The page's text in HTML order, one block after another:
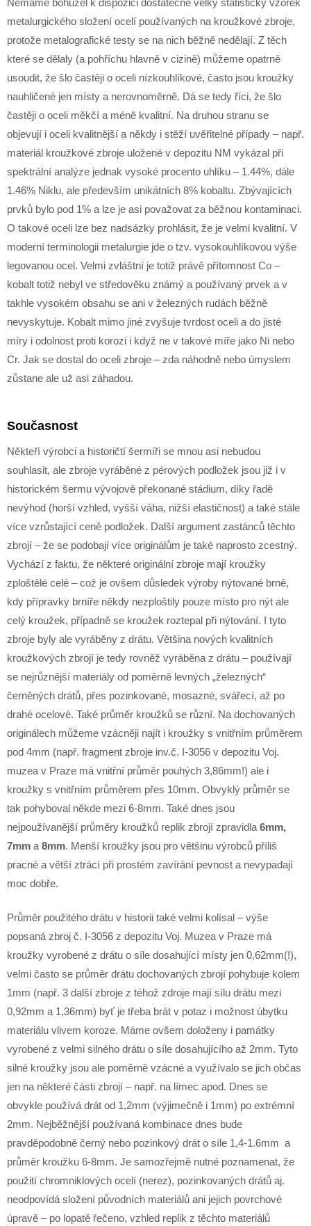
Nemáme bohužel k dispozici dostatečně velký statistický vzorek
metalurgického složení ocelí používaných na kroužkové zbroje,
protože metalografické testy se na nich běžně nedělají. Z těch
které se dělaly (a pohříchu hlavně v cizině) můžeme opatrně
usoudit, že šlo častěji o oceli nízkouhlíkové, často jsou kroužky
nauhličené jen místy a nerovnoměrně. Dá se tedy říci, že šlo
častěji o oceli měkčí a méně kvalitní. Na druhou stranu se
objevují i oceli kvalitnější a někdy i stěží uvěřitelné případy – např.
materiál kroužkové zbroje uložené v depozitu NM vykázal při
spektrální analýze jednak vysoké procento uhlíku – 1.44%, dále
1.46% Niklu, ale především unikátních 8% kobaltu. Zbývajících
prvků bylo pod 1% a lze je asi považovat za běžnou kontaminaci.
O takové oceli lze bez nadsázky prohlásit, že je velmi kvalitní. V
moderní terminologii metalurgie jde o tzv. vysokouhlíkovou výše
legovanou ocel. Velmi zvláštní je totiž právě přítomnost Co –
kobalt totiž nebyl ve středověku známý a používaný prvek a v
takhle vysokém obsahu se ani v železných rudách běžně
nevyskytuje. Kobalt mimo jiné zvyšuje tvrdost oceli a do jisté
míry i odolnost proti korozi i když ne v takové míře jako Ni nebo
Cr. Jak se dostal do oceli zbroje – zda náhodně nebo úmyslem
zůstane ale už asi záhadou.
Současnost
Někteří výrobci a historičtí šermíři se mnou asi nebudou
souhlasit, ale zbroje vyráběné z pérových podložek jsou již i v
historickém šermu vývojově překonané stádium, díky řadě
nevýhod (horší vzhled, vyšší váha, nižší elastičnost) a také stále
více vzrůstající ceně podložek. Další argument zastánců těchto
zbrojí – že se podobají více originálům je také naprosto zcestný.
Vychází z faktu, že některé originální zbroje mají kroužky
zploštělé celé – což je ovšem důsledek výroby nýtované brně,
kdy přípravky brníře někdy nezploštily pouze místo pro nýt ale
celý kroužek, případně se kroužek roztepal při nýtování. I tyto
zbroje byly ale vyráběny z drátu. Většina nových kvalitních
kroužkových zbrojí je tedy rovněž vyráběna z drátu – používají
se nejrůznější materiály od poměrně levných „železných“
černěných drátů, přes pozinkované, mosazné, svářecí, až po
drahé ocelové. Také průměr kroužků se různí. Na dochovaných
originálech můžeme vzácněji najít i kroužky s vnitřním průměrem
pod 4mm (např. fragment zbroje inv.č. I-3056 v depozitu Voj.
muzea v Praze má vnitřní průměr pouhých 3,86mm!) ale i
kroužky s vnitřním průměrem přes 10mm. Obvyklý průměr se
tak pohyboval někde mezi 6-8mm. Také dnes jsou
nejpoužívanější průměry kroužků replik zbrojí zpravidla 6mm,
7mm a 8mm. Menší kroužky jsou pro většinu výrobců příliš
pracné a větší ztrácí při prostém zavírání pevnost a nevypadají
moc dobře.
Průměr použitého drátu v historii také velmi kolísal – výše
popsaná zbroj č. I-3056 z depozitu Voj. Muzea v Praze má
kroužky vyrobené z drátu o síle dosahující místy jen 0,62mm(!),
velmi často se průměr drátu dochovaných zbrojí pohybuje kolem
1mm (např. 3 další zbroje z téhož zdroje mají sílu drátu mezi
0,92mm a 1,36mm) byť je třeba brát v potaz i možnost úbytku
materiálu vlivem koroze. Máme ovšem doloženy i památky
vyrobené z velmi silného drátu o síle dosahujícího až 2mm. Tyto
silné kroužky jsou ale poměrně vzácné a využívalo se jich občas
jen na některé části zbrojí – např. na límec apod. Dnes se
obvykle používá drát od 1,2mm (výjimečně i 1mm) po extrémní
2mm. Nejběžnější používaná kombinace dnes bude
pravděpodobně černý nebo pozinkový drát o síle 1,4-1.6mm a
průměr kroužku 6-8mm. Je samozřejmě nutné poznamenat, že
použití chromniklových ocelí (nerez), pozinkovaných drátů aj.
neodpovídá složení původních materiálů ani jejich povrchové
úpravě – po lopatě řečeno, vzhled replik z těchto materiálů